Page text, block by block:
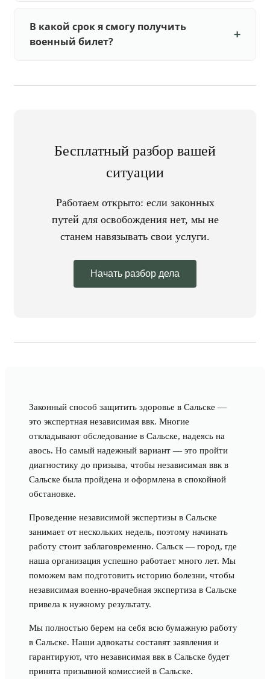
В какой срок я смогу получить
военный билет?
Бесплатный разбор вашей
ситуации
Работаем открыто: если законных
путей для освобождения нет, мы не
станем навязывать свои услуги.
Начать разбор дела
Законный способ защитить здоровье в Сальске —
это экспертная независимая ввк. Многие
откладывают обследование в Сальске, надеясь на
авось. Но самый надежный вариант — это пройти
диагностику до призыва, чтобы независимая ввк в
Сальске была пройдена и оформлена в спокойной
обстановке.
Проведение независимой экспертизы в Сальске
занимает от нескольких недель, поэтому начинать
работу стоит заблаговременно. Сальск — город, где
наша организация успешно работает много лет. Мы
поможем вам подготовить историю болезни, чтобы
независимая военно-врачебная экспертиза в Сальске
привела к нужному результату.
Мы полностью берем на себя всю бумажную работу
в Сальске. Наши адвокаты составят заявления и
гарантируют, что независимая ввк в Сальске будет
принята призывной комиссией в Сальске.